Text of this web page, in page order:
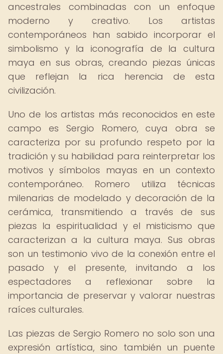
ancestrales combinadas con un enfoque
moderno y creativo. Los artistas
contemporáneos han sabido incorporar el
simbolismo y la iconografía de la cultura
maya en sus obras, creando piezas únicas
que reflejan la rica herencia de esta
civilización.
Uno de los artistas más reconocidos en este
campo es Sergio Romero, cuya obra se
caracteriza por su profundo respeto por la
tradición y su habilidad para reinterpretar los
motivos y símbolos mayas en un contexto
contemporáneo. Romero utiliza técnicas
milenarias de modelado y decoración de la
cerámica, transmitiendo a través de sus
piezas la espiritualidad y el misticismo que
caracterizan a la cultura maya. Sus obras
son un testimonio vivo de la conexión entre el
pasado y el presente, invitando a los
espectadores a reflexionar sobre la
importancia de preservar y valorar nuestras
raíces culturales.
Las piezas de Sergio Romero no solo son una
expresión artística, sino también un puente